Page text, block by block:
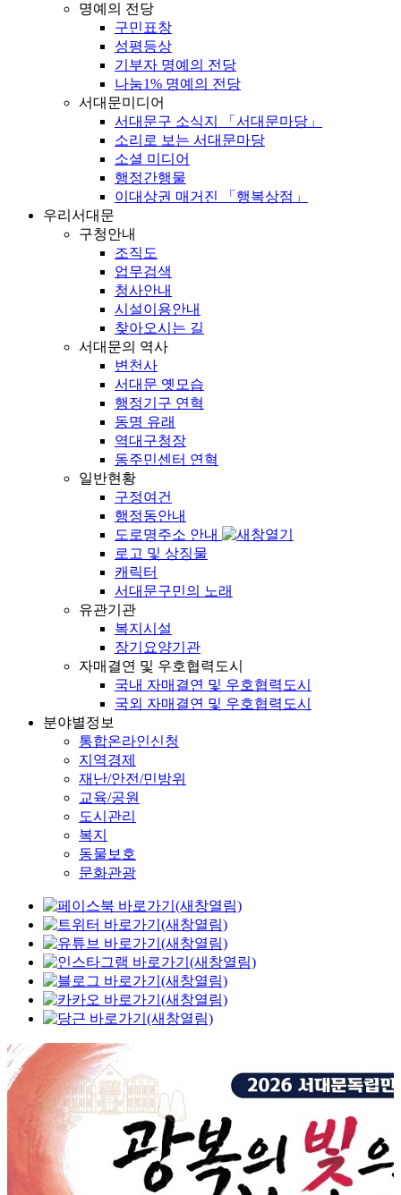
명예의 전당
구민표창
성평등상
기부자 명예의 전당
나눔1% 명예의 전당
서대문미디어
서대문구 소식지 「서대문마당」
소리로 보는 서대문마당
소셜 미디어
행정간행물
이대상권 매거진 「행복상점」
우리서대문
구청안내
조직도
업무검색
청사안내
시설이용안내
찾아오시는 길
서대문의 역사
변천사
서대문 옛모습
행정기구 연혁
동명 유래
역대구청장
동주민센터 연혁
일반현황
구정여건
행정동안내
도로명주소 안내
로고 및 상징물
캐릭터
서대문구민의 노래
유관기관
복지시설
장기요양기관
자매결연 및 우호협력도시
국내 자매결연 및 우호협력도시
국외 자매결연 및 우호협력도시
분야별정보
통합온라인신청
지역경제
재난/안전/민방위
교육/공원
도시관리
복지
동물보호
문화관광